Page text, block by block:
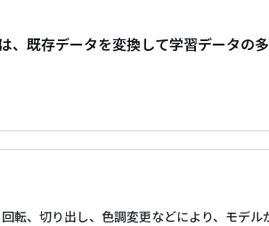
、既存データを変換して学習データの
転、切り出し、色調変更などにより、モデ